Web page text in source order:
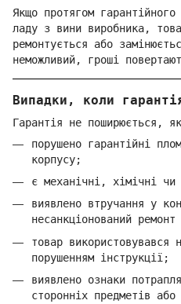
Якщо протягом
ладу з вини виробника,
ремонтується або
неможливий, гроші
Випадки, коли
Гарантія не поширюється,
порушено гарантійні
корпусу;
є механічні, хімічні чи
виявлено втручання у
несанкціонований
товар
порушенням інструкції;
виявлено ознаки
сторонніх предметів